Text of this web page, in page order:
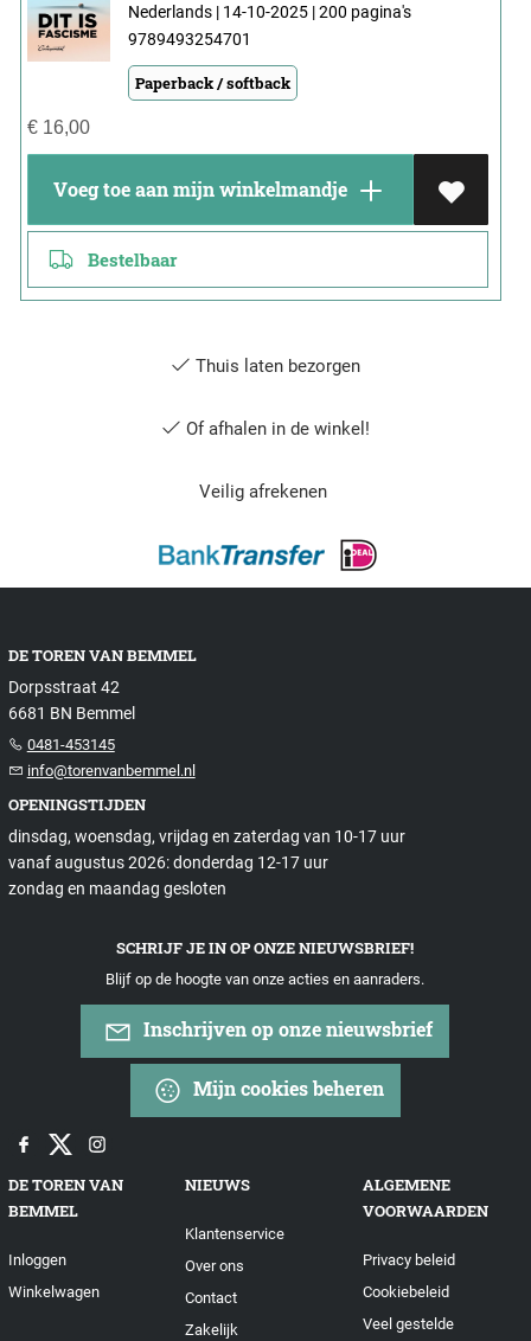
Nederlands | 14-10-2025 | 200 pagina's
9789493254701
Paperback / softback
€16,00
Voeg toe aan mijn winkelmandje
Bestelbaar
Thuis laten bezorgen
Of afhalen in de winkel!
Veilig afrekenen
DE TOREN VAN BEMMEL
Dorpsstraat 42
6681 BN Bemmel
0481-453145
info@torenvanbemmel.nl
OPENINGSTIJDEN
dinsdag, woensdag, vrijdag en zaterdag van 10-17 uur
vanaf augustus 2026: donderdag 12-17 uur
zondag en maandag gesloten
SCHRIJF JE IN OP ONZE NIEUWSBRIEF!
Blijf op de hoogte van onze acties en aanraders.
Inschrijven op onze nieuwsbrief
Mijn cookies beheren
DE TOREN VAN
BEMMEL
Inloggen
Winkelwagen
NIEUWS
Klantenservice
Over ons
Contact
Zakelijk
ALGEMENE
VOORWAARDEN
Privacy beleid
Cookiebeleid
Veel gestelde